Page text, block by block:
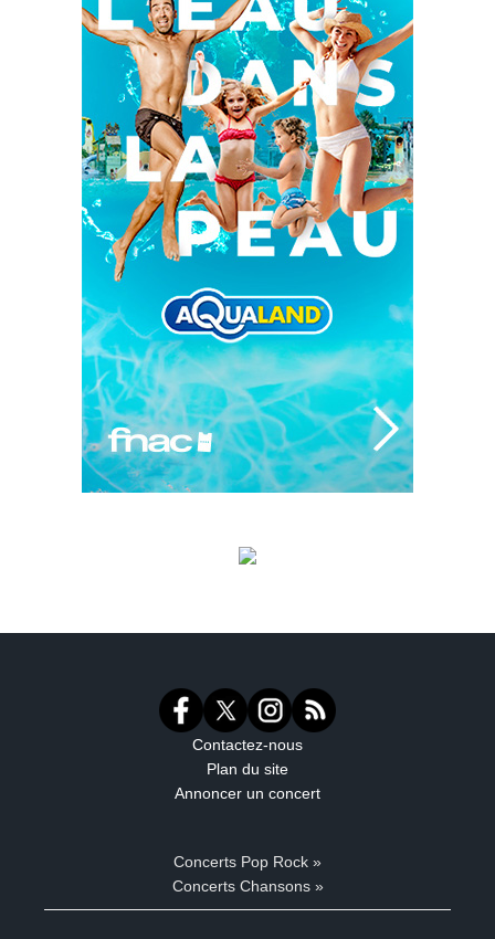
Contactez-nous
Plan du site
Annoncer un concert
Concerts Pop Rock »
Concerts Chansons »